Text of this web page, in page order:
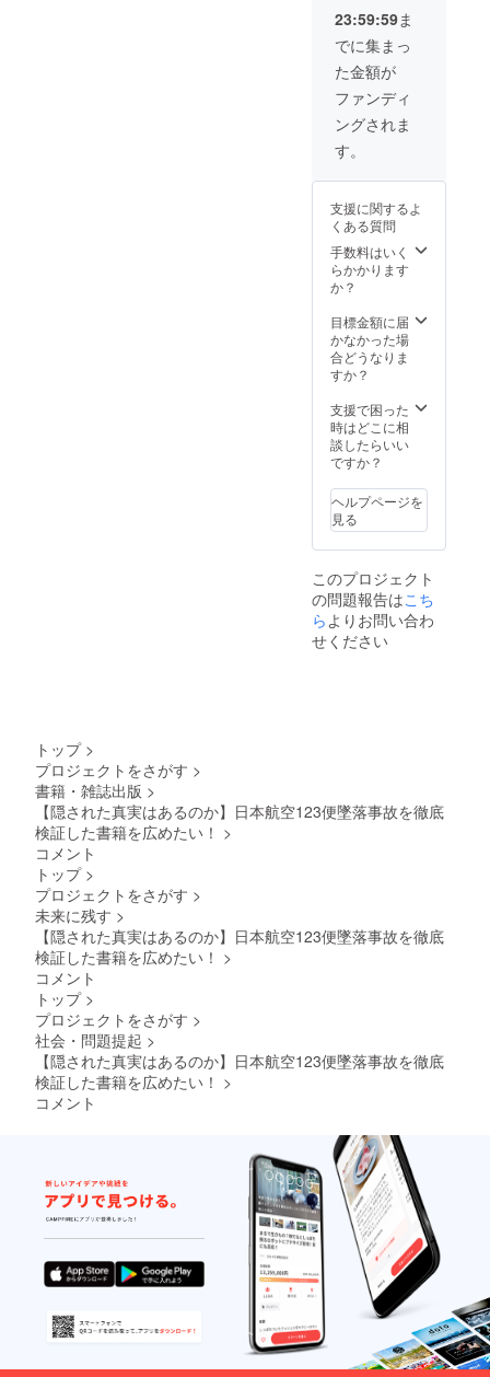
ていただきます
ので、ご辞退ご
希望の旨をご記
載ください。
23:59:59ま
でに集まっ
た金額が
ファンディ
ングされま
す。
支援に関するよ
くある質問
手数料はいく
らかかります
か？
目標金額に届
かなかった場
合どうなりま
すか？
支援で困った
時はどこに相
談したらいい
ですか？
ヘルプページを
見る
このプロジェクト
の問題報告はこち
らよりお問い合わ
せください
トップ >
プロジェクトをさがす >
書籍・雑誌出版 >
【隠された真実はあるのか】日本航空123便墜落事故を徹底
検証した書籍を広めたい！ >
コメント
トップ >
プロジェクトをさがす >
未来に残す >
【隠された真実はあるのか】日本航空123便墜落事故を徹底
検証した書籍を広めたい！ >
コメント
トップ >
プロジェクトをさがす >
社会・問題提起 >
【隠された真実はあるのか】日本航空123便墜落事故を徹底
検証した書籍を広めたい！ >
コメント